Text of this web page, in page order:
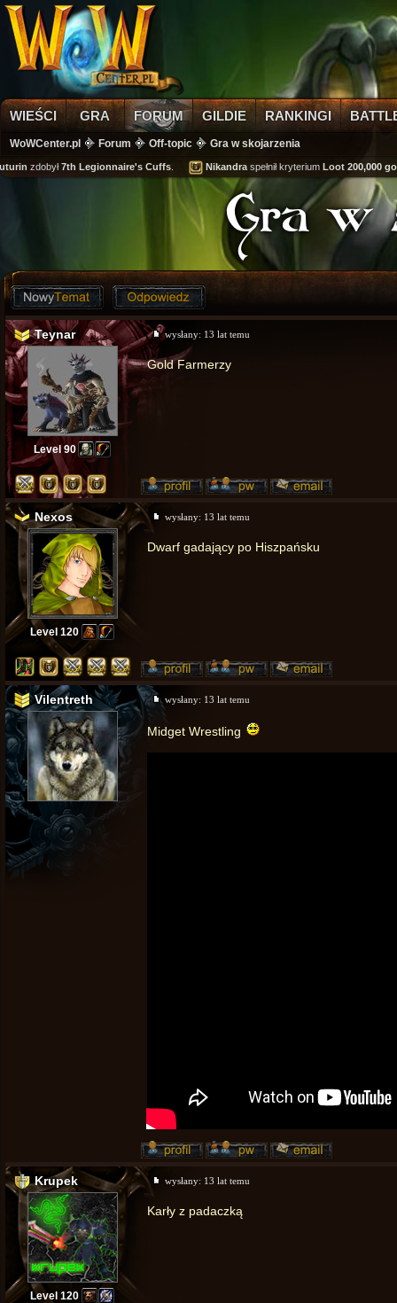
WIEŚCI GRA FORUM GILDIE RANKINGI
WoWCenter.pl Forum Off-topic Gra w skojarzenia
zdobył7th Legionnaire's Cuffs. Nikandraspełnił kryteriumLoot 200,000 gold
Gra w
Teynar
Level 90
wysłany: 13 lat temu
Gold Farmerzy
Nexos
Level 120
wysłany: 13 lat temu
Dwarf gadający po Hiszpańsku
Vilentreth wysłany: 13 lat temu
Midget Wrestling
Krupek
Level 120
wysłany: 13 lat temu
Karły z padaczką